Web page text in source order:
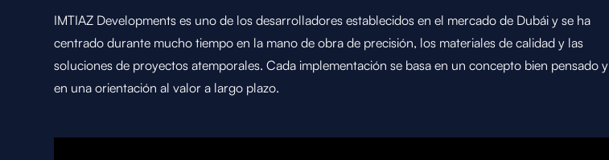
IMTIAZ Developments es uno de los desarrolladores establecidos en el mercado de Dubái y se ha
centrado durante mucho tiempo en la mano de obra de precisión, los materiales de calidad y las
soluciones de proyectos atemporales. Cada implementación se basa en un concepto bien pensado y
en una orientación al valor a largo plazo.